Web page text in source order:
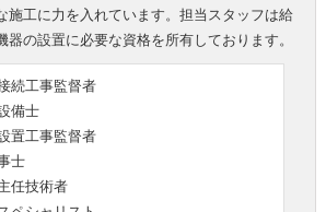
施工に力を入れています。担当スタッフは給
器の設置に必要な資格を所有しております。
続工事監督者
備士
置工事監督者
士
任技術者